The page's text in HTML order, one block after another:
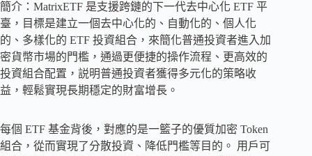
簡介：MatrixETF 是支援跨鏈的下一代去中心化 ETF 平
臺，目標是建立一個去中心化的、自動化的、個人化
的、多樣化的 ETF 投資組合，來簡化普通投資者進入加
密貨幣市場的門檻，通過更便捷的操作流程、更高效的
投資組合配置，説明普通投資者獲得多元化的策略收
益，輕鬆實現長期穩定的財富增長。
每個 ETF 基金背後，對應的是一籃子的優質加密 Token
組合，從而實現了分散投資、降低門檻等目的。 用戶可